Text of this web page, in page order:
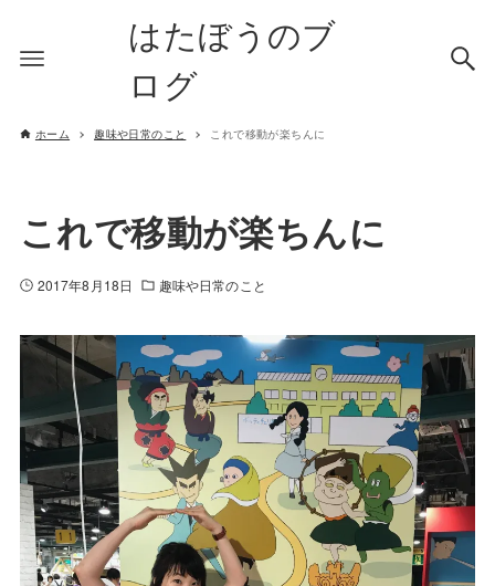
はたぼうのブ
ログ
ホーム 趣味や日常のこと これで移動が楽ちんに
これで移動が楽ちんに
2017年8月18日 趣味や日常のこと